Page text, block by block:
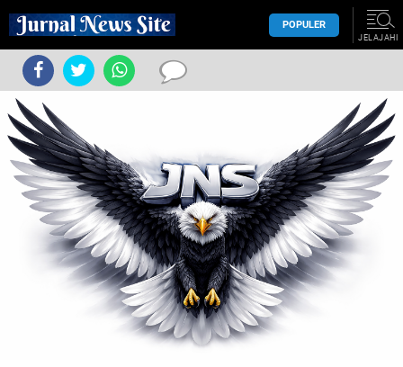
POPULER
JELAJAHI